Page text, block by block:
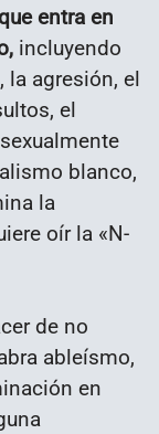
entra en
incluyendo
la agresión, el
el
blanco,
la
oír la «N-
de no
ableísmo,
en